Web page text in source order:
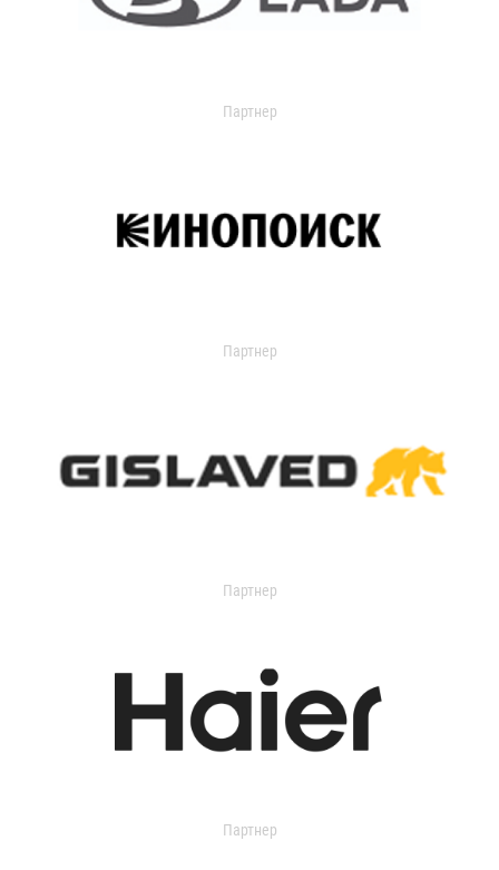
Партнер
Партнер
Партнер
Партнер